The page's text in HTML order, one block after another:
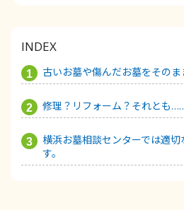
INDEX
古いお墓や傷んだお墓をその
修理？リフォーム？それとも
横浜お墓相談センターでは適
す。